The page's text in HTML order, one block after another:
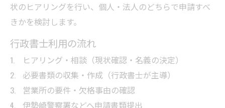
状のヒアリングを行い、個人・法人のどちらで申請すべ
きかを検討します。
行政書士利用の流れ
ヒアリング・相談（現状確認・名義の決定）
必要書類の収集・作成（行政書士が主導）
営業所の要件・欠格事由の確認
伊勢崎警察署などへ申請書類提出